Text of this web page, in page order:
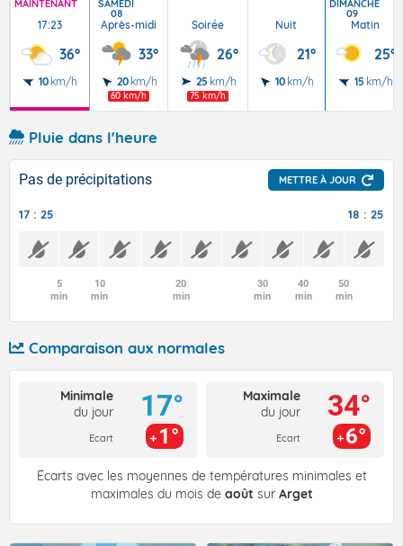
MAINTENANT
17:23
36°
10 km/h
SAMEDI
08
Après-midi
33°
20 km/h
60 km/h
Soirée
26°
25 km/h
75 km/h
Nuit
21°
10 km/h
DIMANCHE
09
Matin
25°
15 km/h
Pluie dans l'heure
Pas de précipitations METTRE À JOUR
17 : 25 18 : 25
5
min
10
min
20
min
30
min
40
min
50
min
Comparaison aux normales
Minimale
du jour
Ecart
17°
1°
Maximale
du jour
Ecart
34°
6°
Écarts avec les moyennes de températures minimales et
maximales du mois de août sur Arget